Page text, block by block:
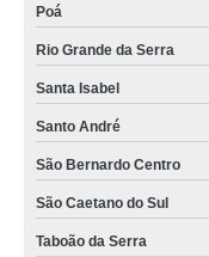
Poá
Rio Grande da Serra
Santa Isabel
Santo André
São Bernardo Centro
São Caetano do Sul
Taboão da Serra